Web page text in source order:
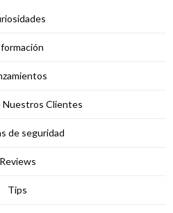
Nuestros Clientes
de seguridad
Reviews
Tips